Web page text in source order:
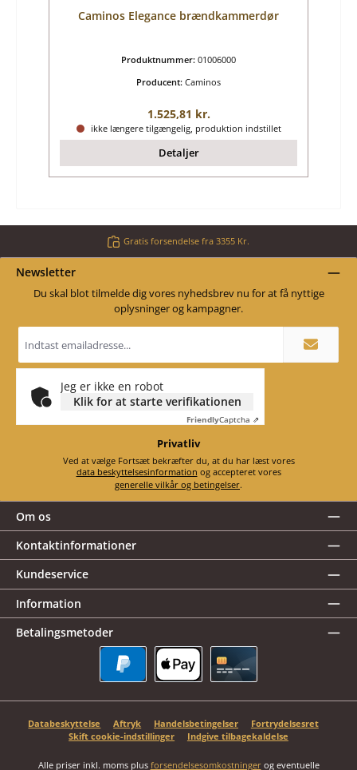
Caminos Elegance brændkammerdør
Produktnummer: 01006000
Producent: Caminos
Almindelig pris:
1.525,81 kr.
ikke længere tilgængelig, produktion indstillet
Detaljer
Gratis forsendelse fra 3355 Kr.
Newsletter
Du skal blot tilmelde dig vores nyhedsbrev nu for at få nyttige
oplysninger og kampagner.
adresse
*
Jeg er ikke en robot
Klik for at starte verifikationen
FriendlyCaptcha ⇗
Privatliv
Ved at vælge Fortsæt bekræfter du, at du har læst vores
data beskyttelsesinformation
og accepteret vores
generelle vilkår og betingelser.
Om os
Kontaktinformationer
Kundeservice
Information
Betalingsmetoder
Databeskyttelse Aftryk Handelsbetingelser
Fortrydelsesret
Skift cookie-indstillinger
Indgive tilbagekaldelse
Alle priser inkl. moms plus forsendelsesomkostningerog eventuelle